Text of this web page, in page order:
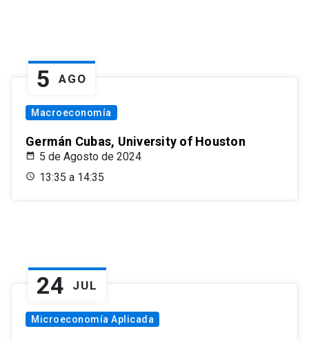
5 AGO
Macroeconomía
Germán Cubas, University of Houston
5 de Agosto de 2024
13:35 a 14:35
24 JUL
Microeconomía Aplicada